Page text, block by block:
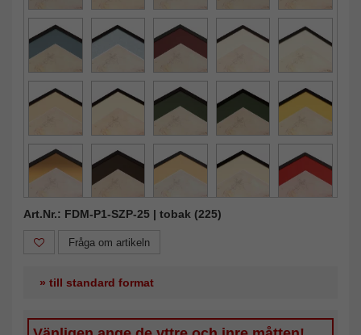
Art.Nr.: FDM-P1-SZP-25 | tobak (225)
Fråga om artikeln
» till standard format